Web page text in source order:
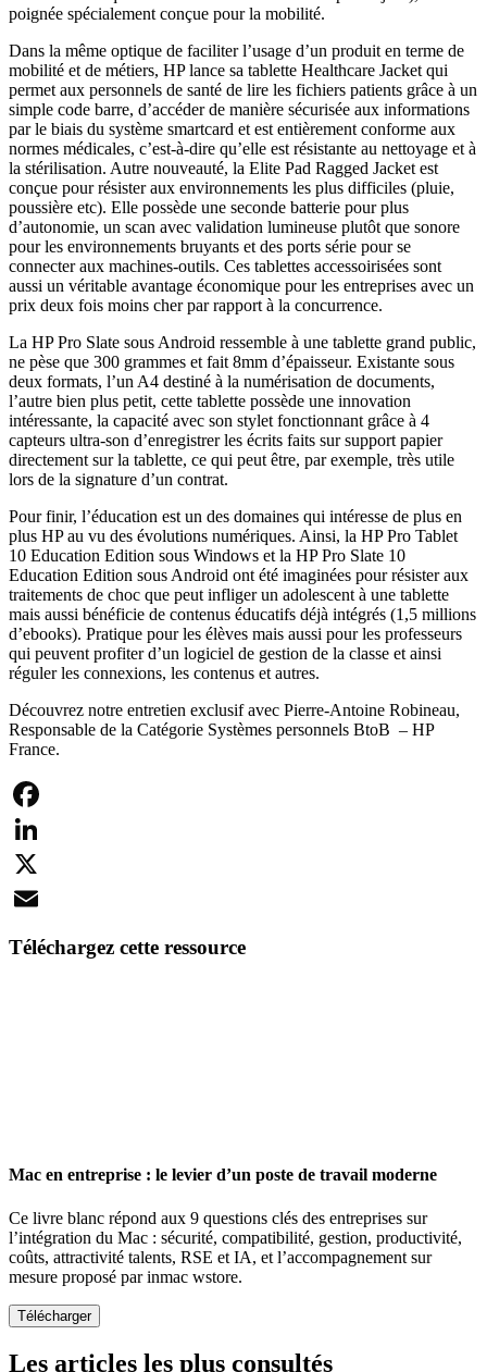
poignée spécialement conçue pour la mobilité.
Dans la même optique de faciliter l’usage d’un produit en terme de
mobilité et de métiers, HP lance sa tablette Healthcare Jacket qui
permet aux personnels de santé de lire les fichiers patients grâce à un
simple code barre, d’accéder de manière sécurisée aux informations
par le biais du système smartcard et est entièrement conforme aux
normes médicales, c’est-à-dire qu’elle est résistante au nettoyage et à
la stérilisation. Autre nouveauté, la Elite Pad Ragged Jacket est
conçue pour résister aux environnements les plus difficiles (pluie,
poussière etc). Elle possède une seconde batterie pour plus
d’autonomie, un scan avec validation lumineuse plutôt que sonore
pour les environnements bruyants et des ports série pour se
connecter aux machines-outils. Ces tablettes accessoirisées sont
aussi un véritable avantage économique pour les entreprises avec un
prix deux fois moins cher par rapport à la concurrence.
La HP Pro Slate sous Android ressemble à une tablette grand public,
ne pèse que 300 grammes et fait 8mm d’épaisseur. Existante sous
deux formats, l’un A4 destiné à la numérisation de documents,
l’autre bien plus petit, cette tablette possède une innovation
intéressante, la capacité avec son stylet fonctionnant grâce à 4
capteurs ultra-son d’enregistrer les écrits faits sur support papier
directement sur la tablette, ce qui peut être, par exemple, très utile
lors de la signature d’un contrat.
Pour finir, l’éducation est un des domaines qui intéresse de plus en
plus HP au vu des évolutions numériques. Ainsi, la HP Pro Tablet
10 Education Edition sous Windows et la HP Pro Slate 10
Education Edition sous Android ont été imaginées pour résister aux
traitements de choc que peut infliger un adolescent à une tablette
mais aussi bénéficie de contenus éducatifs déjà intégrés (1,5 millions
d’ebooks). Pratique pour les élèves mais aussi pour les professeurs
qui peuvent profiter d’un logiciel de gestion de la classe et ainsi
réguler les connexions, les contenus et autres.
Découvrez notre entretien exclusif avec Pierre-Antoine Robineau,
Responsable de la Catégorie Systèmes personnels BtoB – HP
France.
Facebook
LinkedIn
X
Téléchargez cette ressource
Mac en entreprise : le levier d’un poste de travail moderne
Ce livre blanc répond aux 9 questions clés des entreprises sur
l’intégration du Mac : sécurité, compatibilité, gestion, productivité,
coûts, attractivité talents, RSE et IA, et l’accompagnement sur
mesure proposé par inmac wstore.
Les articles les plus consultés